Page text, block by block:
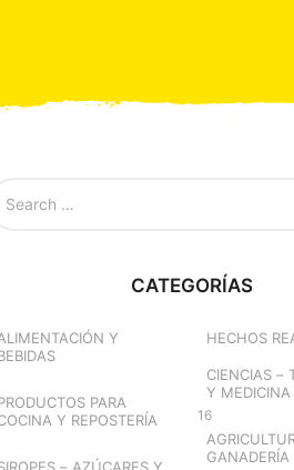
CATEGORÍAS
Y
PARA
Y REPOSTERÍA
– AZÚCARES Y
HECHOS
CIENCIAS –
Y MEDICINA
16
GANADERÍA